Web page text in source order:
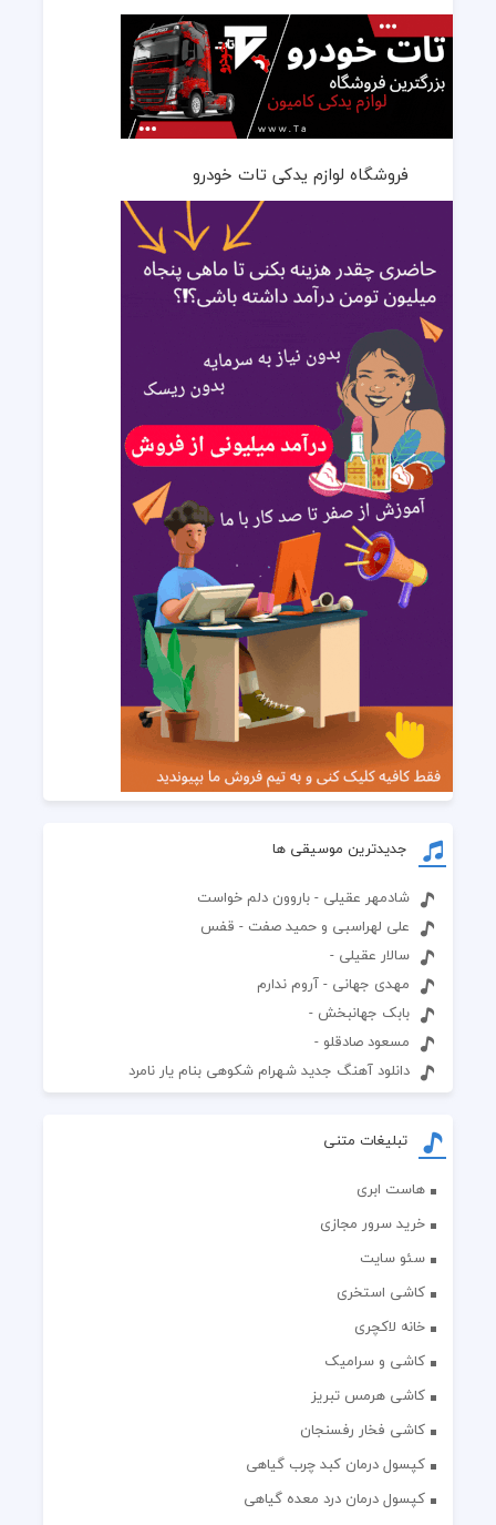
فروشگاه لوازم یدکی تات خودرو
جدیدترین موسیقی ها
شادمهر عقیلی - باروون دلم خواست
علی لهراسبی و حمید صفت - قفس
سالار عقیلی -
مهدی جهانی - آروم ندارم
بابک جهانبخش -
مسعود صادقلو -
دانلود آهنگ جدید شهرام شکوهی بنام یار نامرد
تبلیغات متنی
هاست ابری
خرید سرور مجازی
سئو سایت
کاشی استخری
خانه لاکچری
کاشی و سرامیک
کاشی هرمس تبریز
کاشی فخار رفسنجان
کپسول درمان کبد چرب گیاهی
کپسول درمان درد معده گیاهی